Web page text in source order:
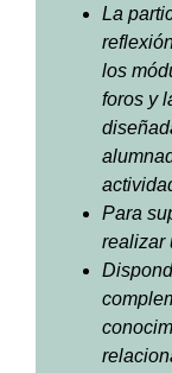
La
los
foros y
Para
realizar